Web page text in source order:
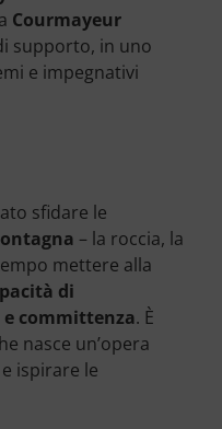
Courmayeur
supporto, in uno
e impegnativi
sfidare le
– la roccia, la
mettere alla
di
committenza. È
nasce un’opera
ispirare le